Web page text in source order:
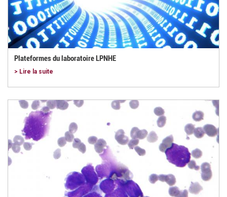
Plateformes du laboratoire LPNHE
> Lire la suite